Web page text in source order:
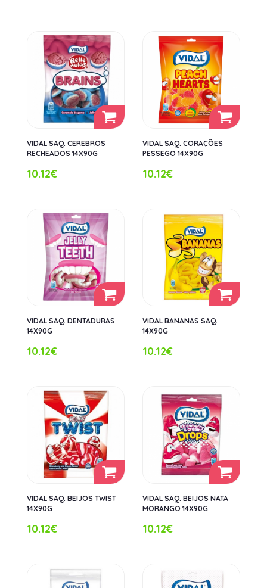
VIDAL SAQ. CEREBROS
RECHEADOS 14X90G
10.12€
VIDAL SAQ. CORAÇÕES
PESSEGO 14X90G
10.12€
VIDAL SAQ. DENTADURAS
14X90G
10.12€
VIDAL BANANAS SAQ.
14X90G
10.12€
VIDAL SAQ. BEIJOS TWIST
14X90G
10.12€
VIDAL SAQ. BEIJOS NATA
MORANGO 14X90G
10.12€